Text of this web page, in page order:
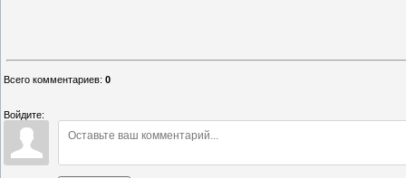
Всего комментариев: 0
Войдите: